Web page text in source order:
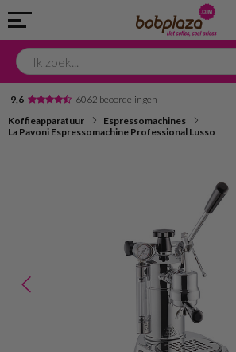
9,6 6062 beoordelingen
Avondbezorging
Koffieapparatuur
Espressomachines
La Pavoni Espressomachine Professional Lusso